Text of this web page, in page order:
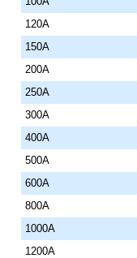
120A
150A
200A
250A
300A
400A
500A
600A
800A
1000A
1200A